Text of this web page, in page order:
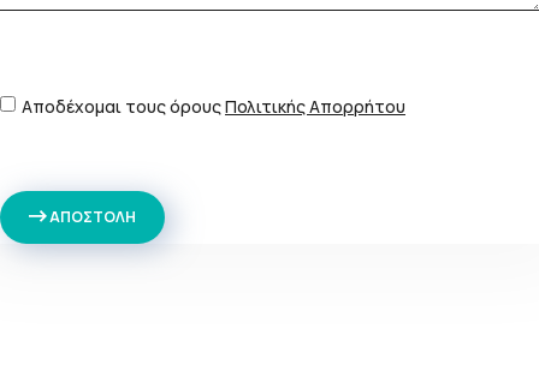
Αποδέχομαι τους όρουςΠολιτικής Απορρήτου
ΑΠΟΣΤΟΛΗ